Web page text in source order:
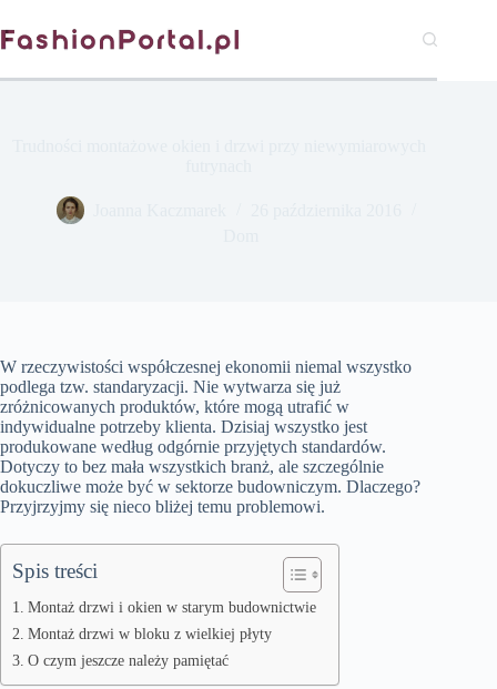
do
treści
W rzeczywistości współczesnej ekonomii niemal wszystko
podlega tzw. standaryzacji. Nie wytwarza się już
zróżnicowanych produktów, które mogą utrafić w
indywidualne potrzeby klienta. Dzisiaj wszystko jest
produkowane według odgórnie przyjętych standardów.
Dotyczy to bez mała wszystkich branż, ale szczególnie
dokuczliwe może być w sektorze budowniczym. Dlaczego?
Przyjrzyjmy się nieco bliżej temu problemowi.
Spis treści
Montaż drzwi i okien w starym budownictwie
Montaż drzwi w bloku z wielkiej płyty
O czym jeszcze należy pamiętać